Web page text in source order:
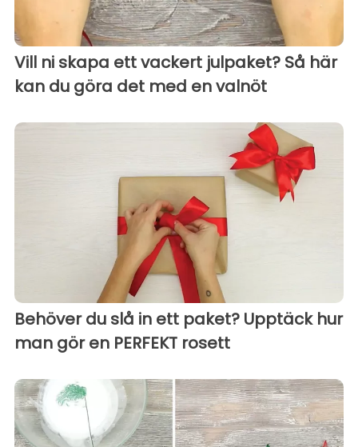
Vill ni skapa ett vackert julpaket? Så här
kan du göra det med en valnöt
Behöver du slå in ett paket? Upptäck hur
man gör en PERFEKT rosett